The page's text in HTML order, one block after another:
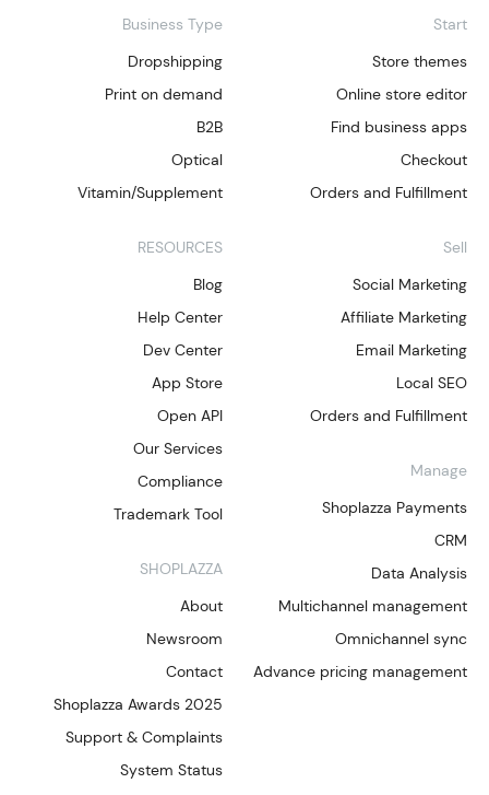
Start
Store themes
Online store editor
Find business apps
Checkout
Orders and Fulfillment
Sell
Social Marketing
Affiliate Marketing
Email Marketing
Local SEO
Orders and Fulfillment
Manage
Shoplazza Payments
CRM
Data Analysis
Multichannel management
Omnichannel sync
Advance pricing management
Business Type
Dropshipping
Print on demand
B2B
Optical
Vitamin/Supplement
RESOURCES
Blog
Help Center
Dev Center
App Store
Open API
Our Services
Compliance
Trademark Tool
SHOPLAZZA
About
Newsroom
Contact
Shoplazza Awards 2025
Support & Complaints
System Status